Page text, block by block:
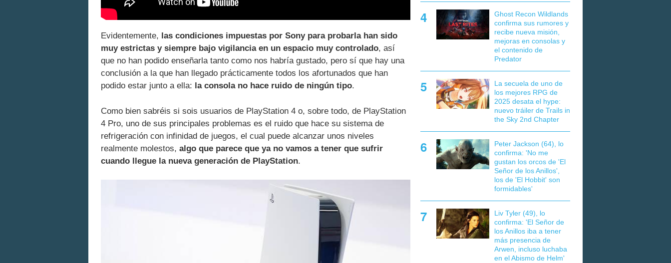
Evidentemente, las condiciones impuestas por Sony para probarla han sido
muy estrictas y siempre bajo vigilancia en un espacio muy controlado, así
que no han podido enseñarla tanto como nos habría gustado, pero sí que hay una
conclusión a la que han llegado prácticamente todos los afortunados que han
podido estar junto a ella: la consola no hace ruido de ningún tipo.
Como bien sabréis si sois usuarios de PlayStation 4 o, sobre todo, de PlayStation
4 Pro, uno de sus principales problemas es el ruido que hace su sistema de
refrigeración con infinidad de juegos, el cual puede alcanzar unos niveles
realmente molestos, algo que parece que ya no vamos a tener que sufrir
cuando llegue la nueva generación de PlayStation.
Ghost Recon Wildlands
confirma sus rumores y
recibe nueva misión,
mejoras en consolas y
el contenido de
Predator
La secuela de uno de
los mejores RPG de
2025 desata el hype:
nuevo tráiler de Trails in
the Sky 2nd Chapter
Peter Jackson (64), lo
confirma: 'No me
gustan los orcos de 'El
Señor de los Anillos',
los de 'El Hobbit' son
formidables'
Liv Tyler (49), lo
confirma: 'El Señor de
los Anillos iba a tener
más presencia de
Arwen, incluso luchaba
en el Abismo de Helm'